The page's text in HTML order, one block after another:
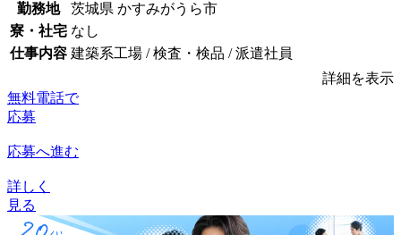
勤務地
茨城県 かすみがうら市
寮・社宅 なし
仕事内容 建築系工場 / 検査・検品 / 派遣社員
詳細を表示
無料電話で
応募
応募へ進む
詳しく
見る